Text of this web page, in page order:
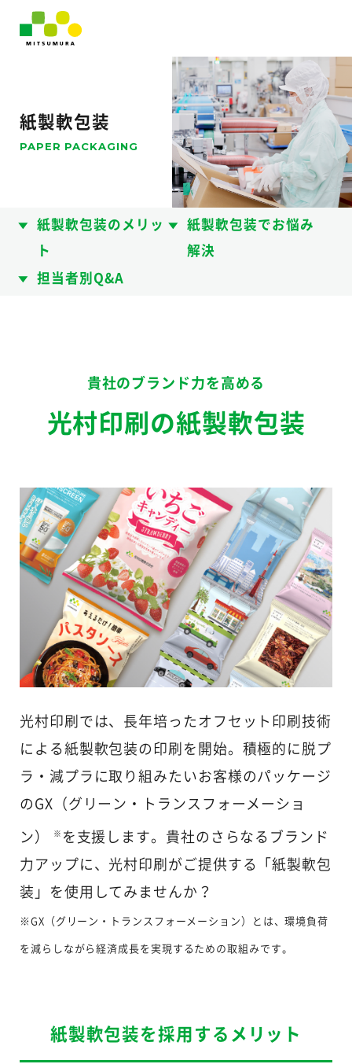
紙製軟包装
PAPER PACKAGING
紙製軟包装のメリッ
ト
紙製軟包装でお悩み
解決
担当者別Q&A
貴社のブランド力を高める
光村印刷の紙製軟包装
光村印刷では、長年培ったオフセット印刷技術
による紙製軟包装の印刷を開始。積極的に脱プ
ラ・減プラに取り組みたいお客様のパッケージ
のGX（グリーン・トランスフォーメーショ
ン） ※ を支援します。貴社のさらなるブランド
力アップに、光村印刷がご提供する「紙製軟包
装」を使用してみませんか？
※GX（グリーン・トランスフォーメーション）とは、環境負荷
を減らしながら経済成長を実現するための取組みです。
紙製軟包装を採用するメリット